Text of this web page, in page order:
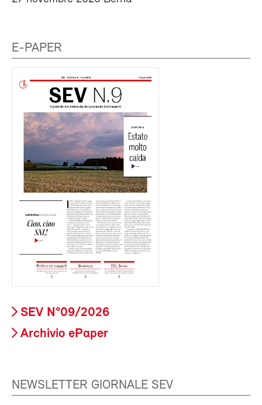
E-PAPER
SEV N°09/2026
Archivio ePaper
NEWSLETTER GIORNALE SEV